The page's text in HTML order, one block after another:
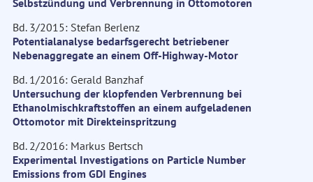
Selbstzündung und Verbrennung in Ottomotoren
Bd. 3/2015: Stefan Berlenz
Potentialanalyse bedarfsgerecht betriebener
Nebenaggregate an einem Off-Highway-Motor
Bd. 1/2016: Gerald Banzhaf
Untersuchung der klopfenden Verbrennung bei
Ethanolmischkraftstoffen an einem aufgeladenen
Ottomotor mit Direkteinspritzung
Bd. 2/2016: Markus Bertsch
Experimental Investigations on Particle Number
Emissions from GDI Engines